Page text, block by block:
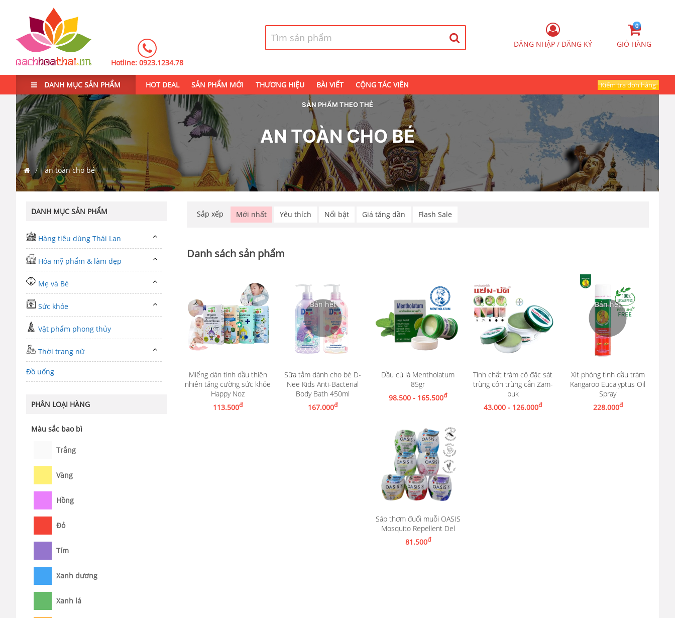
Hotline: 0923.1234.78
ĐĂNG NHẬP / ĐĂNG KÝ
0
GIỎ HÀNG
DANH MỤC SẢN PHẨM HOT DEAL SẢN PHẨM MỚI THƯƠNG HIỆU BÀI VIẾT CỘNG TÁC VIÊN Kiểm tra đơn hàng
SẢN PHẨM THEO THẺ
AN TOÀN CHO BÉ
an toàn cho bé
DANH MỤC SẢN PHẨM
Hàng tiêu dùng Thái Lan
Hóa mỹ phẩm & làm đẹp
Mẹ và Bé
Sức khỏe
Vật phẩm phong thủy
Thời trang nữ
Đồ uống
PHÂN LOẠI HÀNG
Màu sắc bao bì
Trắng
Vàng
Hồng
Đỏ
Tím
Xanh dương
Xanh lá
Sắp xếp Mới nhất Yêu thích Nổi bật Giá tăng dần Flash Sale
Danh sách sản phẩm
Miếng dán tinh dầu thiên
nhiên tăng cường sức khỏe
Happy Noz
113.500đ
Xem chi tiết
Sữa tắm dành cho bé D-
Nee Kids Anti-Bacterial
Body Bath 450ml
167.000đ
Nhận thông báo khi có hàng
Dầu cù là Mentholatum
85gr
98.500 - 165.500đ
Xem chi tiết
Tinh chất tràm cô đặc sát
trùng côn trùng cắn Zam-
buk
43.000 - 126.000đ
Xem chi tiết
Xịt phòng tinh dầu tràm
Kangaroo Eucalyptus Oil
Spray
228.000đ
Nhận thông báo khi có hàng
Sáp thơm đuổi muỗi OASIS
Mosquito Repellent Del
81.500đ
Xem chi tiết